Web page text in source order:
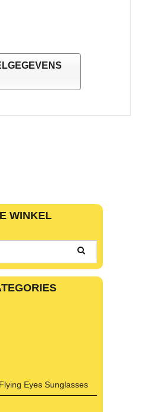
WINKEL
Eyes Sunglasses